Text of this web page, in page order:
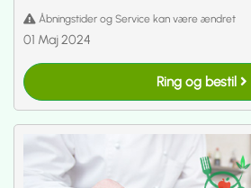
Åbningstider og Service kan være ændret
01 Maj 2024
Ring og bestil